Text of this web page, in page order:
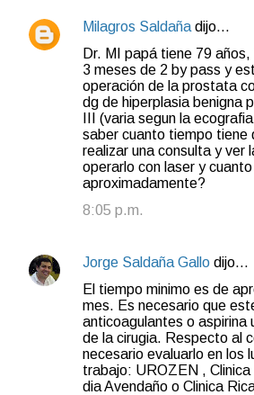
Milagros Saldaña dijo…
Dr. MI papá tiene 79
3 meses de 2 by pass y
operación de la prostata
dg de hiperplasia benigna
III (varia segun la
saber cuanto tiempo tiene
realizar una consulta y ver
operarlo con laser y
aproximadamente?
8:05 p.m.
Jorge Saldaña Gallo dijo…
El tiempo minimo es de
mes. Es necesario que
anticoagulantes o aspirina
de la cirugia. Respecto al
necesario evaluarlo en los
trabajo: UROZEN , Clinica
dia Avendaño o Clinica